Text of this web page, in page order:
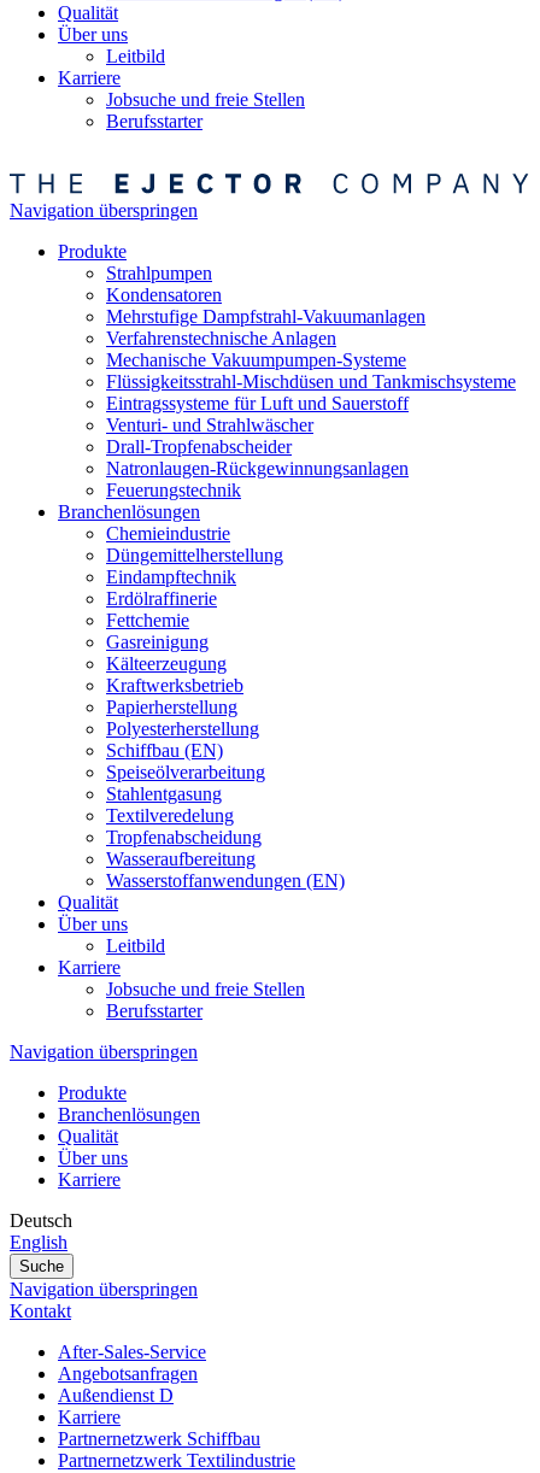
Qualität
Über uns
Leitbild
Karriere
Jobsuche und freie Stellen
Berufsstarter
Navigation überspringen
Produkte
Strahlpumpen
Kondensatoren
Mehrstufige Dampfstrahl-Vakuumanlagen
Verfahrenstechnische Anlagen
Mechanische Vakuumpumpen-Systeme
Flüssigkeitsstrahl-Mischdüsen und Tankmischsysteme
Eintragssysteme für Luft und Sauerstoff
Venturi- und Strahlwäscher
Drall-Tropfenabscheider
Natronlaugen-Rückgewinnungsanlagen
Feuerungstechnik
Branchenlösungen
Chemieindustrie
Düngemittelherstellung
Eindampftechnik
Erdölraffinerie
Fettchemie
Gasreinigung
Kälteerzeugung
Kraftwerksbetrieb
Papierherstellung
Polyesterherstellung
Schiffbau (EN)
Speiseölverarbeitung
Stahlentgasung
Textilveredelung
Tropfenabscheidung
Wasseraufbereitung
Wasserstoffanwendungen (EN)
Qualität
Über uns
Leitbild
Karriere
Jobsuche und freie Stellen
Berufsstarter
Navigation überspringen
Produkte
Branchenlösungen
Qualität
Über uns
Karriere
Deutsch
English
Suche
Navigation überspringen
Kontakt
After-Sales-Service
Angebotsanfragen
Außendienst D
Karriere
Partnernetzwerk Schiffbau
Partnernetzwerk Textilindustrie